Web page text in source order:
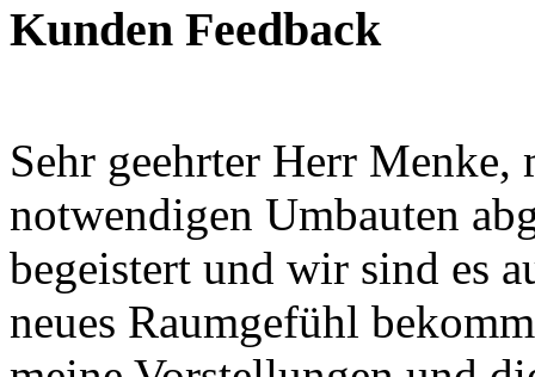
Kunden Feedback
Sehr geehrter Herr
notwendigen Umbauten
begeistert und wir sind es
neues Raumgefühl